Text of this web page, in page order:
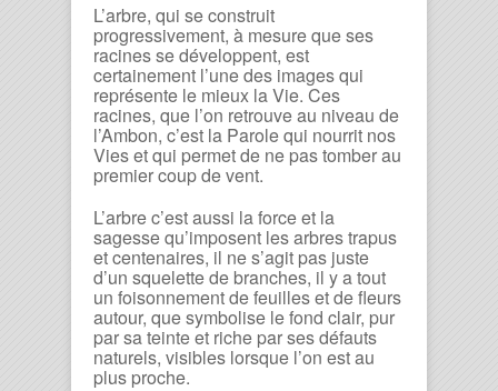
L’arbre, qui se construit
progressivement, à mesure que ses
racines se développent, est
certainement l’une des images qui
représente le mieux la Vie. Ces
racines, que l’on retrouve au niveau de
l’Ambon, c’est la Parole qui nourrit nos
Vies et qui permet de ne pas tomber au
premier coup de vent.
L’arbre c’est aussi la force et la
sagesse qu’imposent les arbres trapus
et centenaires, il ne s’agit pas juste
d’un squelette de branches, il y a tout
un foisonnement de feuilles et de fleurs
autour, que symbolise le fond clair, pur
par sa teinte et riche par ses défauts
naturels, visibles lorsque l’on est au
plus proche.